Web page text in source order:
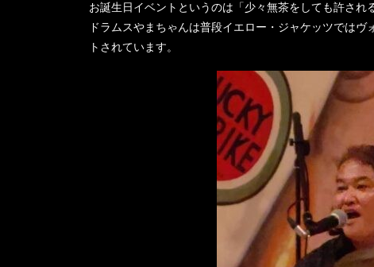
お誕生日イベントというのは「少々無茶をしても許さ
ドラムスやまちゃんは普段イエロー・ジャケッツでは
トされています。